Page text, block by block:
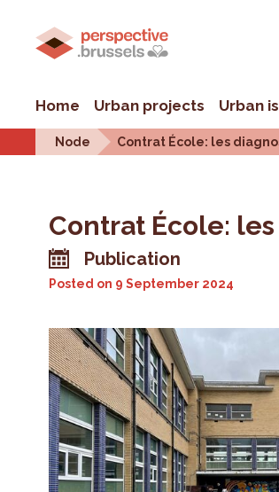
Home Urban projects Urban
Node Contrat École: les
Contrat École:
Publication
Posted on 9 September 2024